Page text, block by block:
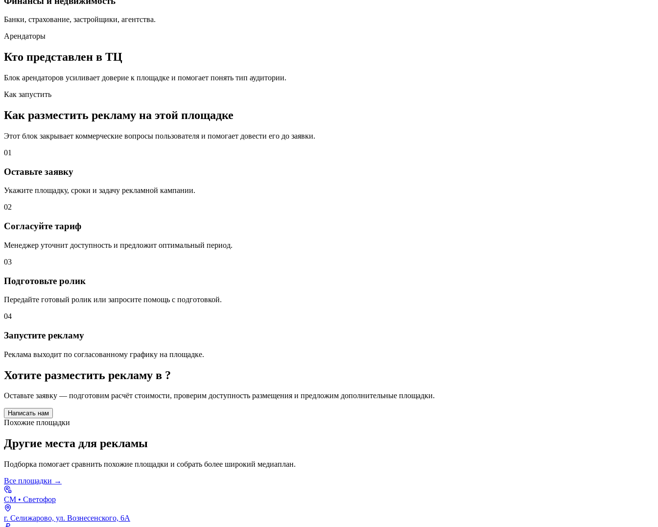
Банки, страхование, застройщики, агентства.
Арендаторы
Кто представлен в ТЦ
Блок арендаторов усиливает доверие к площадке и помогает понять тип аудитории.
Как запустить
Как разместить рекламу на этой площадке
Этот блок закрывает коммерческие вопросы пользователя и помогает довести его до заявки.
01
Оставьте заявку
Укажите площадку, сроки и задачу рекламной кампании.
02
Согласуйте тариф
Менеджер уточнит доступность и предложит оптимальный период.
03
Подготовьте ролик
Передайте готовый ролик или запросите помощь с подготовкой.
04
Запустите рекламу
Реклама выходит по согласованному графику на площадке.
Хотите разместить рекламу в ?
Оставьте заявку — подготовим расчёт стоимости, проверим доступность размещения и предложим дополнительные площадки.
Написать нам
Похожие площадки
Другие места для рекламы
Подборка помогает сравнить похожие площадки и собрать более широкий медиаплан.
Все площадки →
СМ • Светофор
г. Селижарово, ул. Вознесенского, 6А